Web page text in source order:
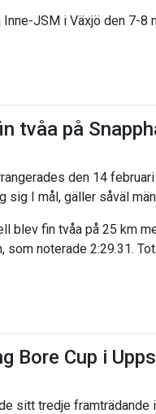
JSM i Växjö den 7-8
tvåa på
den 14
sig I mål, gäller såväl
blev fin tvåa på 25 km
som noterade 2:29.31.
Bore Cup i
sitt tredje framträdande